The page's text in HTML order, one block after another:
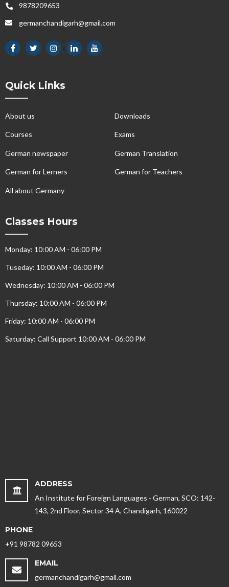
9878209653
germanchandigarh@gmail.com
Quick Links
About us Downloads
Courses Exams
German newspaper German Translation
German for Lerners German for Teachers
All about Germany
Classes Hours
Monday: 10:00 AM - 06:00 PM
Tuseday: 10:00 AM - 06:00 PM
Wednesday: 10:00 AM - 06:00 PM
Thursday: 10:00 AM - 06:00 PM
Friday: 10:00 AM - 06:00 PM
Saturday: Call Support 10:00 AM - 06:00 PM
ADDRESS
An Institute for Foreign Languages - German, SCO: 142-
143, 2nd Floor, Sector 34 A, Chandigarh, 160022
PHONE
+91 98782 09653
EMAIL
germanchandigarh@gmail.com